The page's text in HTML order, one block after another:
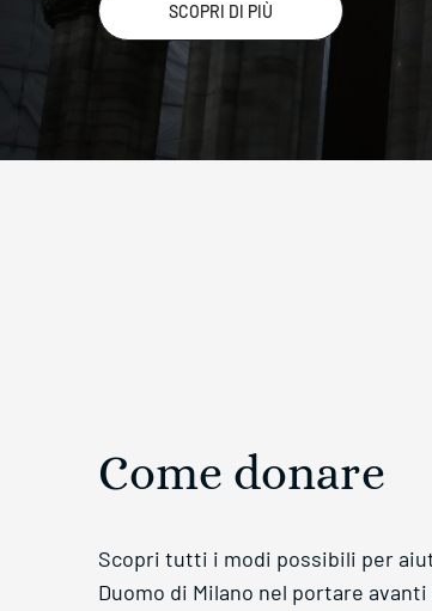
SCOPRI DI PIÙ
Come donare
Scopri tutti i modi possibili per
Duomo di Milano nel portare